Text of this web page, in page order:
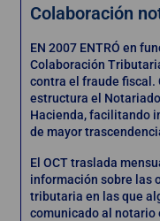
Colaboración
EN 2007 ENTRÓ en
Colaboración
contra el fraude fiscal.
estructura el
Hacienda, facilitando
de mayor
El OCT traslada
información sobre las
tributaria en las que
comunicado al notario